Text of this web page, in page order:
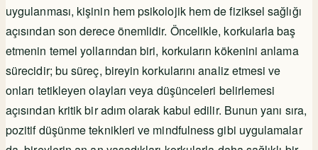
uygulanması, kişinin hem psikolojik hem de fiziksel sağlığı
açısından son derece önemlidir. Öncelikle, korkularla baş
etmenin temel yollarından biri, korkuların kökenini anlama
sürecidir; bu süreç, bireyin korkularını analiz etmesi ve
onları tetikleyen olayları veya düşünceleri belirlemesi
açısından kritik bir adım olarak kabul edilir. Bunun yanı sıra,
pozitif düşünme teknikleri ve mindfulness gibi uygulamalar